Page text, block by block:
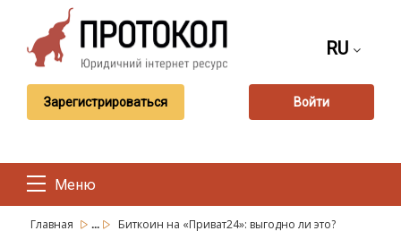
RU
Зарегистрироваться Войти
Меню
Главная ... Биткоин на «Приват24»: выгодно ли это?